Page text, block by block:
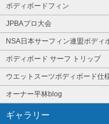
ボディボードフィン
JPBAプロ大会
NSA日本サーフィン連盟ボディ
ボディボード サーフ トリップ
ウエットスーツボディボード仕
オーナー平林blog
ギャラリー